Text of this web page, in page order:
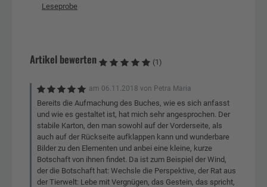
Leseprobe
Artikel bewerten (1)
am 06.11.2018 von Petra Maria
Bereits die Aufmachung des Buches, wie es sich anfasst
und wie es gestaltet ist, hat mich sehr angesprochen. Der
stabile Karton, den man sowohl auf der Vorderseite, als
auch auf der Rückseite aufklappen kann und wunderbare
Bilder zu den Elementen und anbei eine kleine, kurze
Botschaft von ihnen findet. Da ist zum Beispiel der Wind,
der die Botschaft hat: Wechsle die Perspektive, der Rat aus
der Tierwelt: Lebe mit Vergnügen, das Gestein, das spricht,